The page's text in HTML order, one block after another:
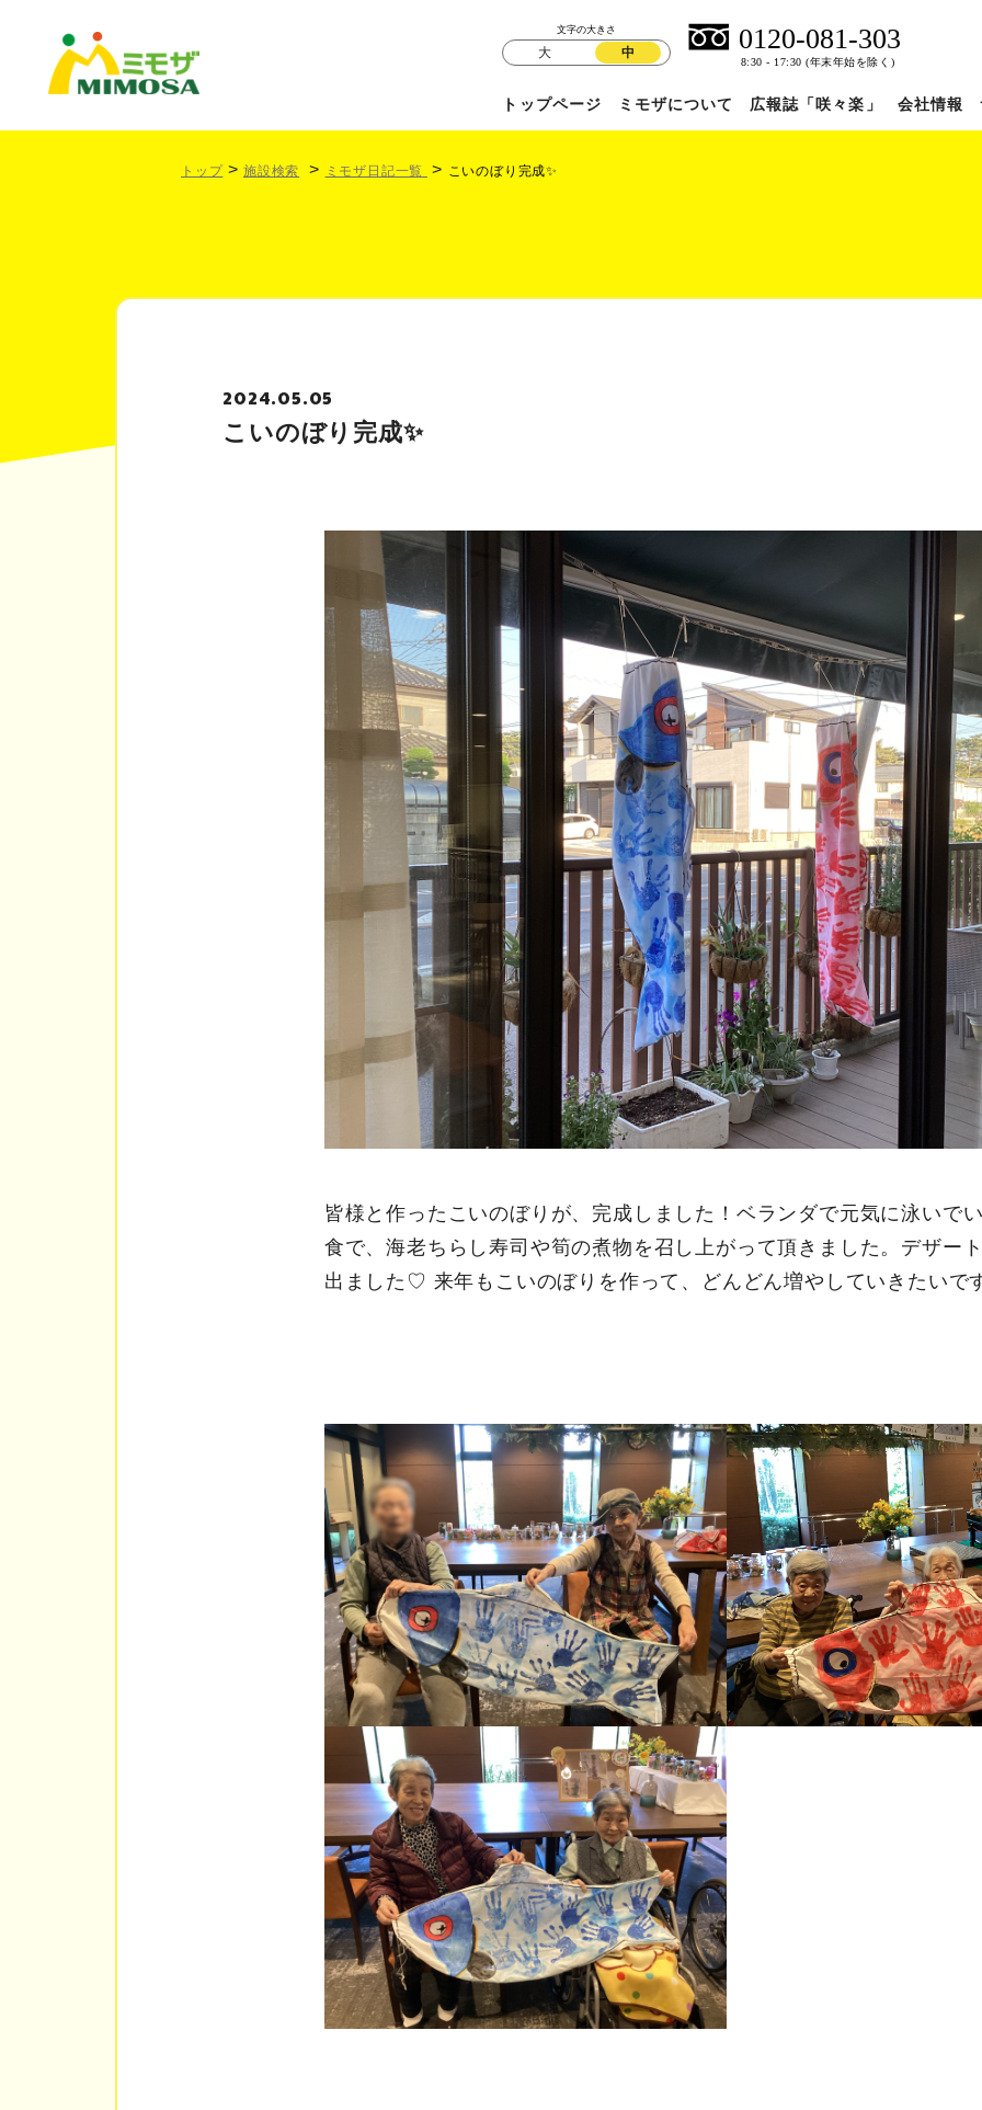
文字の大きさ
大 中
トップページ ミモザについて 広報誌「咲々楽」 会社情報
トップ 施設検索 ミモザ日記一覧 こいのぼり完成✨
2024.05.05
こいのぼり完成✨
皆様と作ったこいのぼりが、完成しました！ベランダで元気に泳いで
食で、海老ちらし寿司や筍の煮物を召し上がって頂きました。デザー
出ました♡ 来年もこいのぼりを作って、どんどん増やしていきたいで